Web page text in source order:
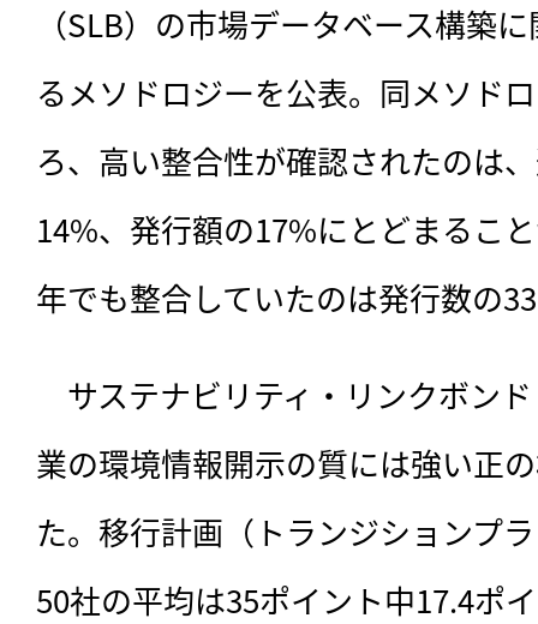
（SLB）の市場データベース構築
るメソドロジーを公表。同メソド
ろ、高い整合性が確認されたのは
14%、発行額の17%にとどまるこ
年でも整合していたのは発行数の
サステナビリティ・リンクボン
業の環境情報開示の質には強い正
た。移行計画（トランジションプ
50社の平均は35ポイント中17.4ポ